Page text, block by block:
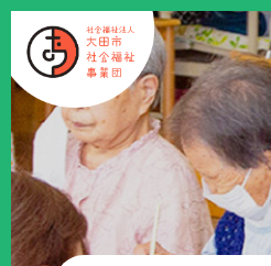
このページの本文へ